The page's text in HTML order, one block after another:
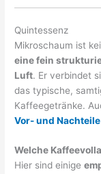
Quintessenz
Mikroschaum ist
eine fein
Luft. Er verbindet
das typische,
Kaffeegetränke.
Vor- und Nachteile
Welche
Hier sind einige